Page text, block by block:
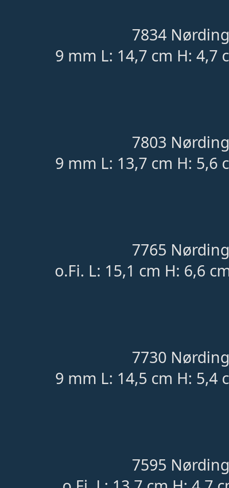
7834
9 mm L: 14,7 cm H: 4,7
7803
9 mm L: 13,7 cm H: 5,6
7765
o.Fi. L: 15,1 cm H: 6,6
7730
9 mm L: 14,5 cm H: 5,4
7595